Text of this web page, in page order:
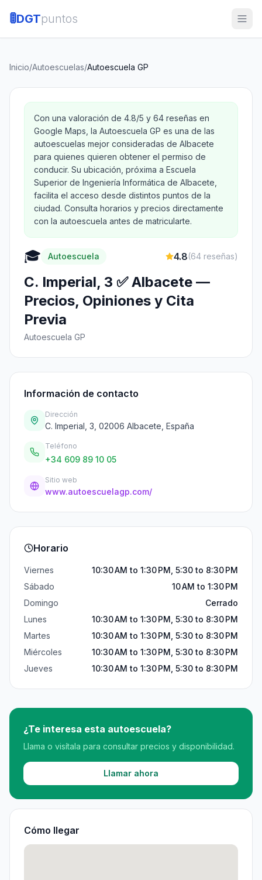
🚦DGTpuntos
Inicio/Autoescuelas/Autoescuela GP
Con una valoración de 4.8/5 y 64 reseñas en
Google Maps, la Autoescuela GP es una de las
autoescuelas mejor consideradas de Albacete
para quienes quieren obtener el permiso de
conducir. Su ubicación, próxima a Escuela
Superior de Ingeniería Informática de Albacete,
facilita el acceso desde distintos puntos de la
ciudad. Consulta horarios y precios directamente
con la autoescuela antes de matricularte.
🎓 Autoescuela 4.8(64 reseñas)
C. Imperial, 3 ✅ Albacete —
Precios, Opiniones y Cita
Previa
Autoescuela GP
Información de contacto
Dirección
C. Imperial, 3, 02006 Albacete, España
Teléfono
+34 609 89 10 05
Sitio web
www.autoescuelagp.com/
Horario
Viernes
10:30 AM to 1:30 PM, 5:30 to 8:30 PM
Sábado
10 AM to 1:30 PM
Domingo
Cerrado
Lunes
10:30 AM to 1:30 PM, 5:30 to 8:30 PM
Martes
10:30 AM to 1:30 PM, 5:30 to 8:30 PM
Miércoles
10:30 AM to 1:30 PM, 5:30 to 8:30 PM
Jueves
10:30 AM to 1:30 PM, 5:30 to 8:30 PM
¿Te interesa esta autoescuela?
Llama o visítala para consultar precios y disponibilidad.
Llamar ahora
Cómo llegar